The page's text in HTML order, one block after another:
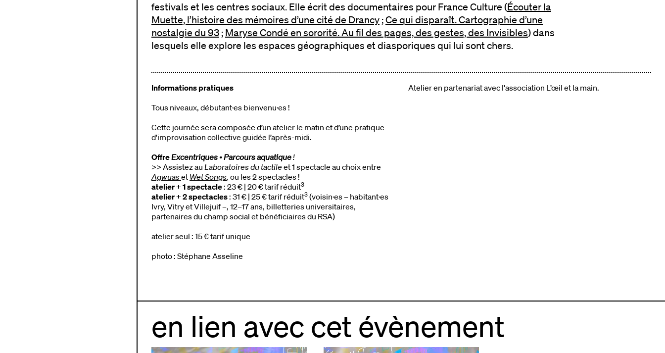
festivals et les centres sociaux. Elle écrit des documentaires pour France Culture (Écouter la
Muette, l’histoire des mémoires d’une cité de Drancy ;Ce qui disparaît. Cartographie d’une
nostalgie du 93 ; Maryse Condé en sororité. Au fil des pages, des gestes, des Invisibles) dans
lesquels elle explore les espaces géographiques et diasporiques qui lui sont chers.
Informations pratiques‍
Tous niveaux, débutant·es bienvenu·es !
Cette journée sera composée d’un atelier le matin et d’une pratique
d'improvisation collective guidée l’après-midi.
OffreExcentriques •Parcours aquatique!
>> Assistez au Laboratoires du tactile et 1 spectacle au choix entre
Agwuaset Wet Songs, ou les 2 spectacles !
atelier + 1 spectacle: 23 € | 20 € tarif réduit3
atelier + 2 spectacles: 31 € | 25 € tarif réduit3(voisin·es – habitant·es
Ivry, Vitry et Villejuif –, 12–17 ans, billetteries universitaires,
partenaires du champ social et bénéficiaires du RSA)
atelier seul : 15 € tarif unique
photo : Stéphane Asseline
Atelier en partenariat avec l'association L’œil et la main.
en lien avec cet évènement